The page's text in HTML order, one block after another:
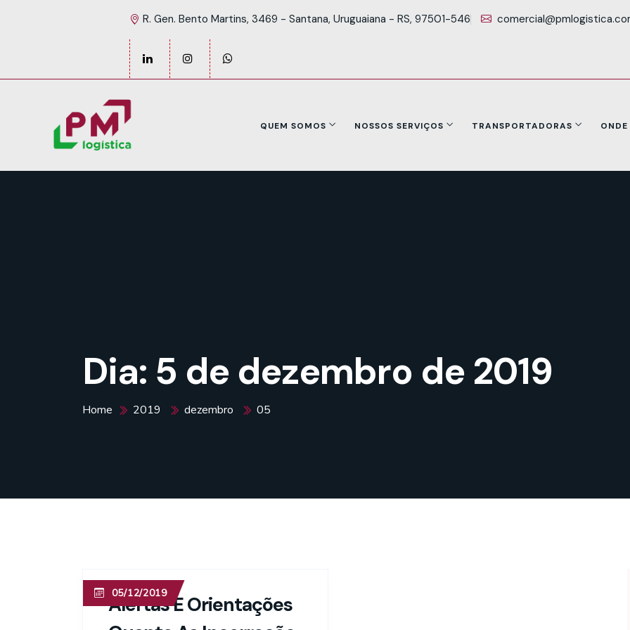
R. Gen. Bento Martins, 3469 - Santana, Uruguaiana - RS, 97501-546
QUEM SOMOS NOSSOS SERVIÇOS TRANSPORTADORAS
Dia: 5 de dezembro de 2019
Home 2019 dezembro 05
Alertas E Orientações
05/12/2019